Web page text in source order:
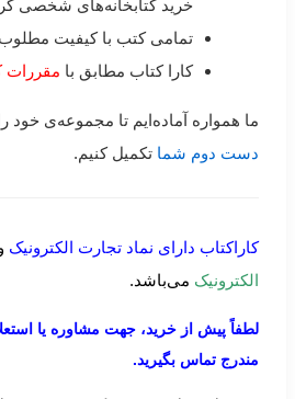
خرید کتابخانه‌های شخصی
تمامی کتب با کیفیت مطلوب
کارا کتاب مطابق با مقررات
ما همواره آماده‌ایم تا مجموعه‌ی خود
دست دوم شما تکمیل کنیم.
کاراکتاب دارای نماد تجارت الکترونیک
الکترونیک می‌باشد.
لطفاً پیش از خرید، جهت مشاوره یا
مندرج تماس بگیرید.